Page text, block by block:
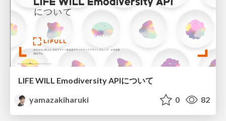
LIFE WILL Emodiversity APIについて
yamazakiharuki
0 82